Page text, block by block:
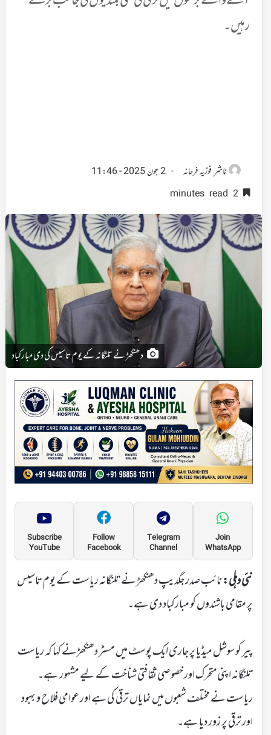
رہیں۔
ناشرفوزیہ فرحانہ
2 جون 2025 - 11:46
2 minutes read
دھنکھڑ نے تلنگانہ کے یوم تاسیس کی دی مبارکباد
Join
WhatsApp
Telegram
Channel
Follow
Facebook
Subscribe
YouTube
نئی دہلی:نائب صدر جگدیپ دھنکھڑ نے تلنگانہ ریاست کے یوم تاسیس
پر مقامی باشندوں کو مبارکباد دی ہے۔
پیر کو سوشل میڈیا پر جاری ایک پوسٹ میں مسٹر دھنکھڑنے کہا کہ ریاست
تلنگانہ اپنی متحرک اور خصوصی ثقافتی شناخت کے لیے مشہور ہے۔
ریاست نے مختلف شعبوں میں نمایاں ترقی کی ہے اور عوامی فلاح و بہبود
اور ترقی پر زور دیا ہے۔